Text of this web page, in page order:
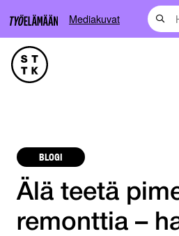
Mediakuvat
BLOGI
Älä teetä
remonttia –